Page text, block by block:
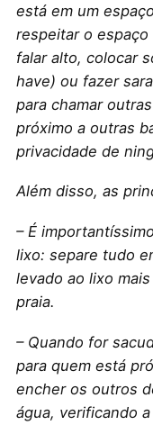
está em um
respeitar o
falar alto, colocar
have) ou fazer
para chamar
próximo a outras
privacidade de
Além disso, as
– É
lixo: separe tudo
levado ao lixo
praia.
– Quando for
para quem está
encher os outros
água, verificando